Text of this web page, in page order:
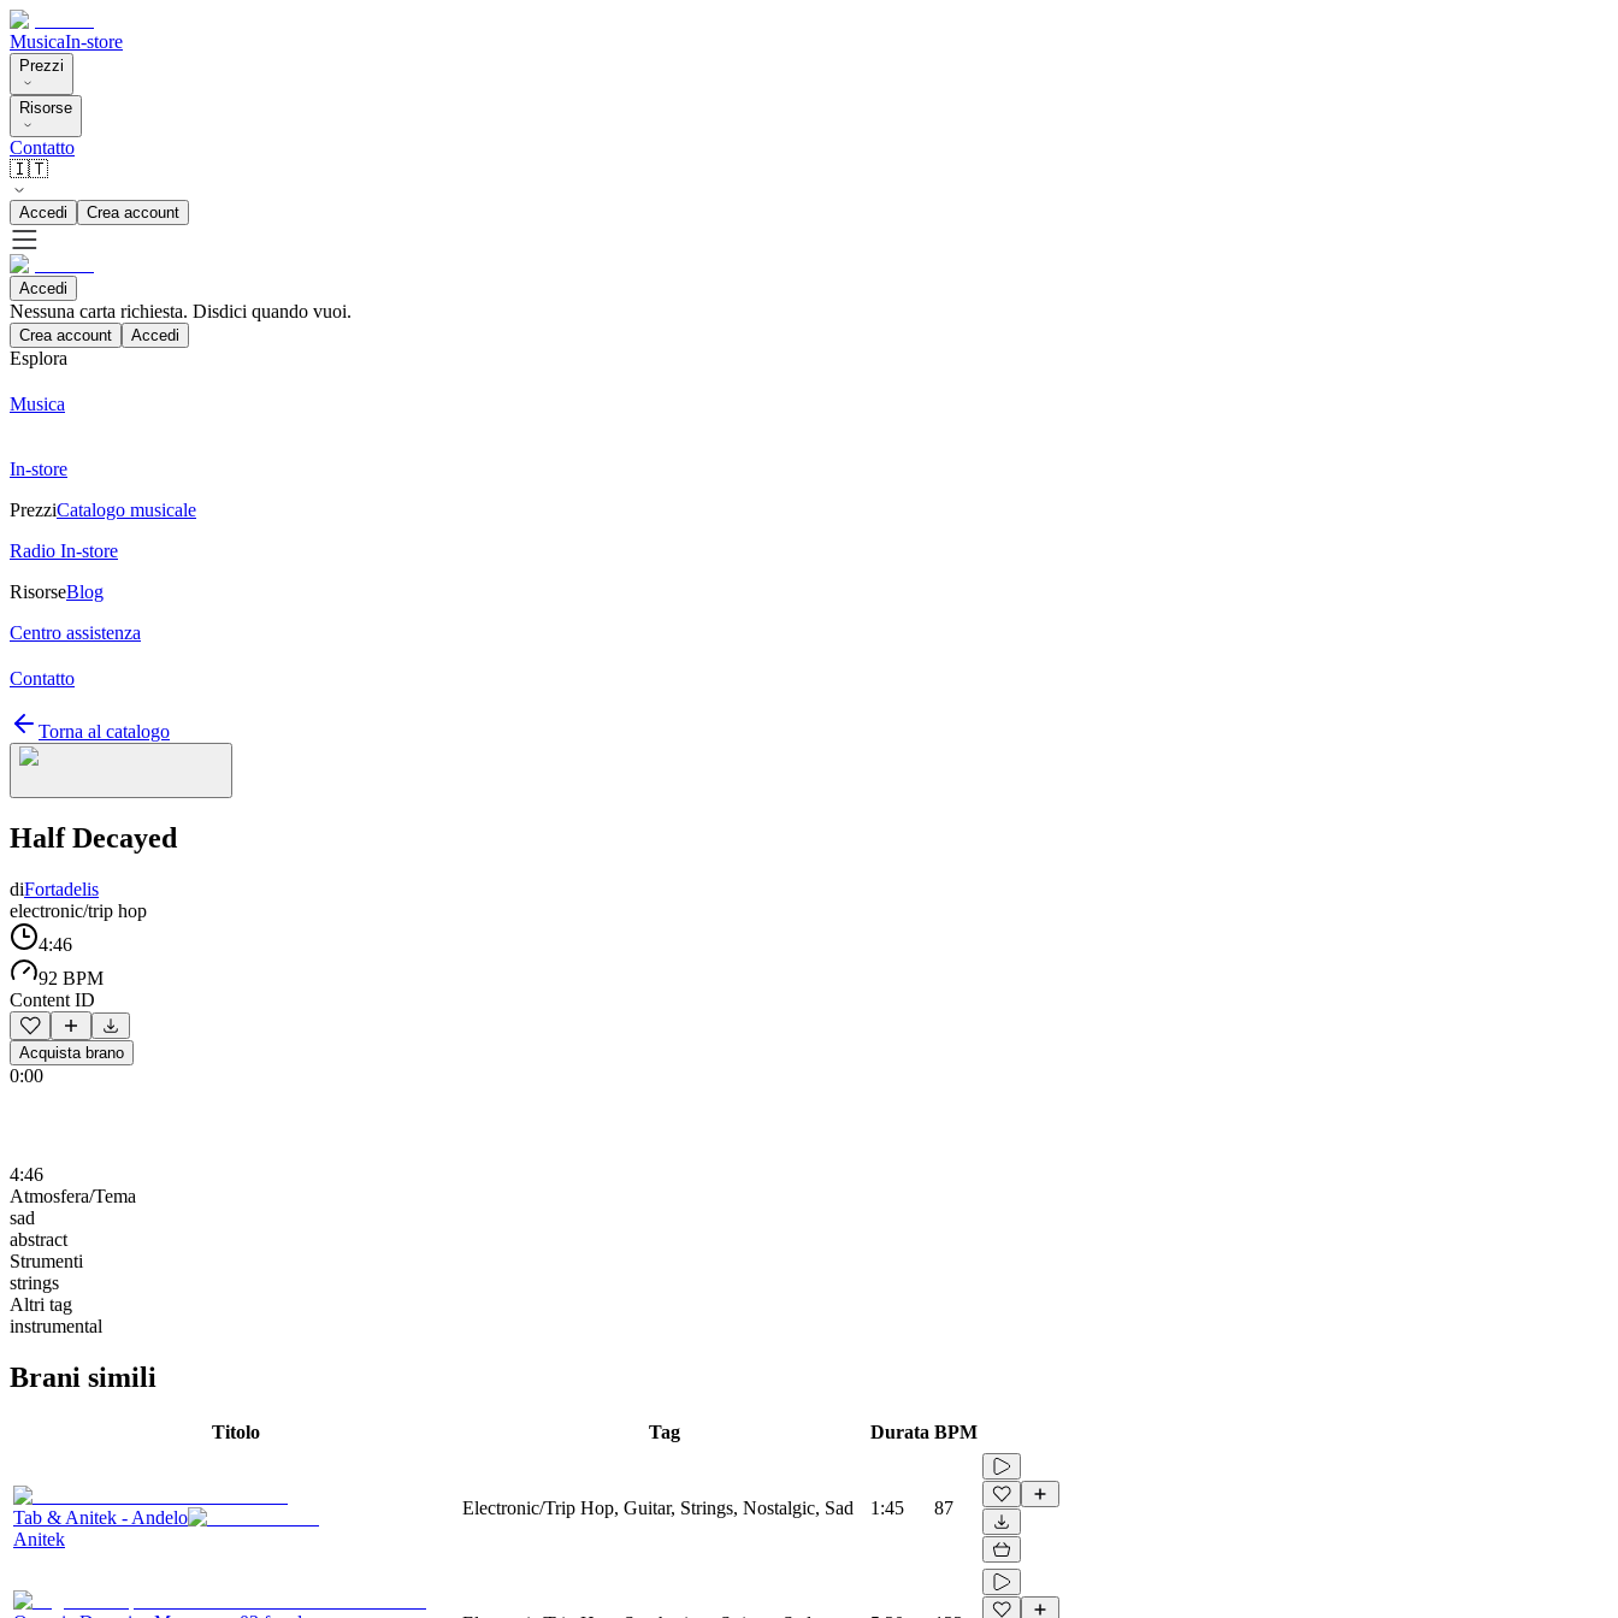
MusicaIn-store
Prezzi
Risorse
Contatto
🇮🇹
Accedi Crea account
Accedi
Nessuna carta richiesta. Disdici quando vuoi.
Crea account Accedi
Esplora
Musica
In-store
PrezziCatalogo musicale
Radio In-store
RisorseBlog
Centro assistenza
Contatto
Torna al catalogo
Half Decayed
diFortadelis
electronic/trip hop
4:46
92 BPM
Content ID
Acquista brano
0:00
4:46
Atmosfera/Tema
sad
abstract
Strumenti
strings
Altri tag
instrumental
Brani simili
Titolo Tag Durata BPM
Tab & Anitek - Andelo
Anitek
Electronic/Trip Hop, Guitar, Strings, Nostalgic, Sad 1:45 87